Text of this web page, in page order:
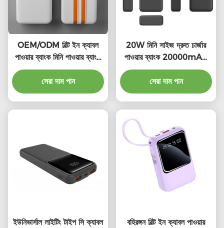
OEM/ODM বিল্ট ইন ক্যাবল
পাওয়ার ব্যাংক মিনি পাওয়ার ব্যাংক
বিল্ট ইন ক্যাবল সহ
সেরা দাম পান
20W মিনি সাইজ দ্রুত চার্জার
পাওয়ার ব্যাংক 20000mAh
পোর্টেবল ট্রাভেল পাওয়ার ব্যাংক
সেরা দাম পান
ইউনিভার্সাল লাইটিং টাইপ সি ক্যাবল
বহিরঙ্গন বিল্ট ইন ক্যাবল পাওয়ার